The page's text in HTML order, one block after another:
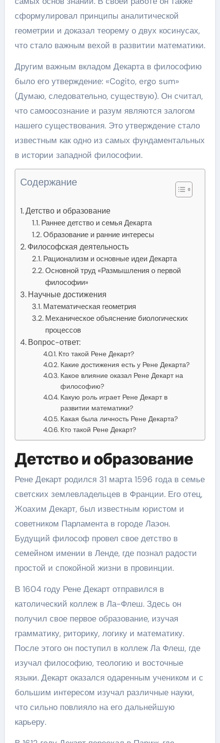
сформулировал принципы аналитической
геометрии и доказал теорему о двух косинусах,
что стало важным вехой в развитии математики.
Другим важным вкладом Декарта в философию
было его утверждение: «Cogito, ergo sum»
(Думаю, следовательно, существую). Он считал,
что самоосознание и разум являются залогом
нашего существования. Это утверждение стало
известным как одно из самых фундаментальных
в истории западной философии.
Содержание
Детство и образование
Раннее детство и семья Декарта
Образование и ранние интересы
Философская деятельность
Рационализм и основные идеи Декарта
Основной труд «Размышления о первой
философии»
Научные достижения
Математическая геометрия
Механическое объяснение биологических
процессов
Вопрос-ответ:
Кто такой Рене Декарт?
Какие достижения есть у Рене Декарта?
Какое влияние оказал Рене Декарт на
философию?
Какую роль играет Рене Декарт в
развитии математики?
Какая была личность Рене Декарта?
Кто такой Рене Декарт?
Детство и образование
Рене Декарт родился 31 марта 1596 года в семье
светских землевладельцев в Франции. Его отец,
Жоахим Декарт, был известным юристом и
советником Парламента в городе Лаэон.
Будущий философ провел свое детство в
семейном имении в Ленде, где познал радости
простой и спокойной жизни в провинции.
В 1604 году Рене Декарт отправился в
католический коллеж в Ла-Флеш. Здесь он
получил свое первое образование, изучая
грамматику, риторику, логику и математику.
После этого он поступил в коллеж Ла Флеш, где
изучал философию, теологию и восточные
языки. Декарт оказался одаренным учеником и с
большим интересом изучал различные науки,
что сильно повлияло на его дальнейшую
карьеру.